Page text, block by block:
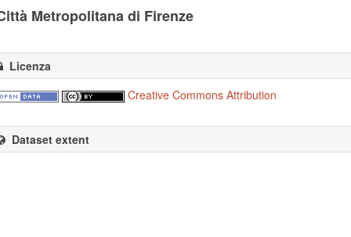
Metropolitana di Firenze
Licenza
Creative Commons Attribution
Dataset extent